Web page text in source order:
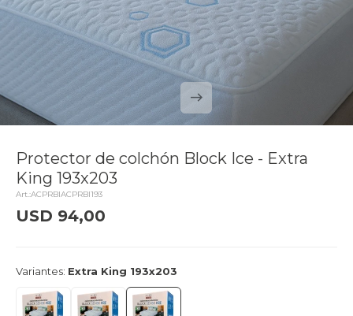
Protector de colchón Block Ice - Extra
King 193x203
ACPRBIACPRBI193
USD 94,00
Variantes: Extra King 193x203